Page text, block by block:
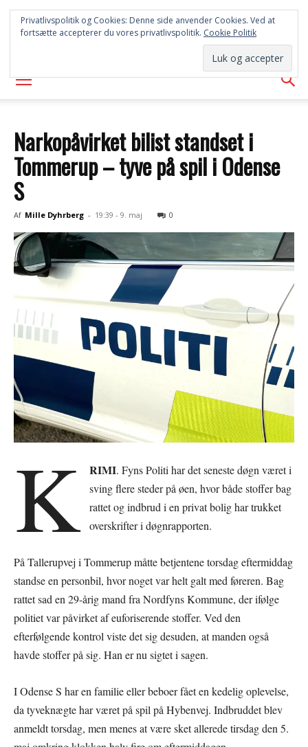
SYD
AVISEN
Narkopåvirket bilist standset i
Tommerup – tyve på spil i Odense
S
Af Mille Dyhrberg - 19:39 - 9. maj 0
K RIMI. Fyns Politi har det seneste døgn været i
sving flere steder på øen, hvor både stoffer bag
rattet og indbrud i en privat bolig har trukket
overskrifter i døgnrapporten.
På Tallerupvej i Tommerup måtte betjentene torsdag eftermiddag
standse en personbil, hvor noget var helt galt med føreren. Bag
rattet sad en 29-årig mand fra Nordfyns Kommune, der ifølge
politiet var påvirket af euforiserende stoffer. Ved den
efterfølgende kontrol viste det sig desuden, at manden også
havde stoffer på sig. Han er nu sigtet i sagen.
I Odense S har en familie eller beboer fået en kedelig oplevelse,
da tyveknægte har været på spil på Hybenvej. Indbruddet blev
anmeldt torsdag, men menes at være sket allerede tirsdag den 5.
Privatlivspolitik og Cookies: Denne side anvender Cookies. Ved at
fortsætte accepterer du vores privatlivspolitik. Cookie Politik